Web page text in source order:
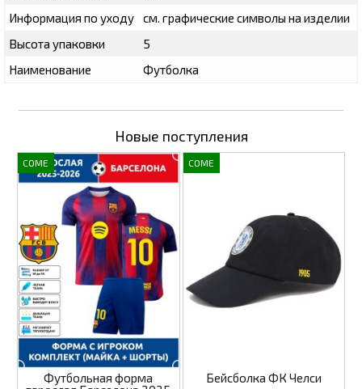
Информация по уходу
см. графические символы на изделии
Высота упаковки
5
Наименование
Футболка
Новые поступления
COME
Футбольная форма
COME
Бейсболка ФК Челси